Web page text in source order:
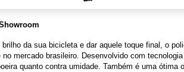
brilho da sua bicicleta e dar aquele toque final, o
mercado brasileiro. Desenvolvido com
quanto contra umidade. Também é uma ótima